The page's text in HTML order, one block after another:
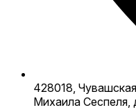
428018,
Михаила Сеспеля,